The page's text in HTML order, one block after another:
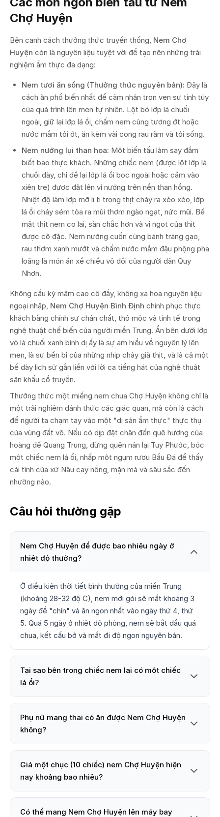
Chợ Huyện
Bên cạnh cách thưởng thức truyền thống, Nem Chợ
Huyện còn là nguyên liệu tuyệt vời để tạo nên những trải
nghiệm ẩm thực đa dạng:
Nem tươi ăn sống (Thưởng thức nguyên bản): Đây là
cách ăn phổ biến nhất để cảm nhận trọn vẹn sự tinh túy
của quá trình lên men tự nhiên. Lột bỏ lớp lá chuối
ngoài, giữ lại lớp lá ổi, chấm nem cùng tương ớt hoặc
nước mắm tỏi ớt, ăn kèm vài cọng rau răm và tỏi sống.
Nem nướng lụi than hoa: Một biến tấu làm say đắm
biết bao thực khách. Những chiếc nem (được lột lớp lá
chuối dày, chỉ để lại lớp lá ổi bọc ngoài hoặc cắm vào
xiên tre) được đặt lên vỉ nướng trên nền than hồng.
Nhiệt độ làm lớp mỡ li ti trong thịt chảy ra xèo xèo, lớp
lá ổi cháy sém tỏa ra mùi thơm ngào ngạt, nức mũi. Bề
mặt thịt nem co lại, săn chắc hơn và vị ngọt của thịt
được cô đặc. Nem nướng cuốn cùng bánh tráng gạo,
rau thơm xanh mướt và chấm nước mắm đậu phộng pha
loãng là món ăn xế chiều vô đối của người dân Quy
Nhơn.
Không cầu kỳ mâm cao cỗ đầy, không xa hoa nguyên liệu
ngoại nhập, Nem Chợ Huyện Bình Định chinh phục thực
khách bằng chính sự chân chất, thô mộc và tinh tế trong
nghệ thuật chế biến của người miền Trung. Ẩn bên dưới lớp
vỏ lá chuối xanh bình dị ấy là sự am hiểu về nguyên lý lên
men, là sự bền bỉ của những nhịp chày giã thịt, và là cả một
bề dày lịch sử gắn liền với lời ca tiếng hát của nghệ thuật
sân khấu cổ truyền.
Thưởng thức một miếng nem chua Chợ Huyện không chỉ là
một trải nghiệm đánh thức các giác quan, mà còn là cách
để người ta chạm tay vào một "di sản ẩm thực" thực thụ
của vùng đất võ. Nếu có dịp đặt chân đến quê hương của
hoàng đế Quang Trung, đừng quên nán lại Tuy Phước, bóc
một chiếc nem lá ổi, nhấp một ngụm rượu Bầu Đá để thấy
cái tình của xứ Nẫu cay nồng, mặn mà và sâu sắc đến
nhường nào.
Câu hỏi thường gặp
Nem Chợ Huyện để được bao nhiêu ngày ở
nhiệt độ thường?
Ở điều kiện thời tiết bình thường của miền Trung
(khoảng 28-32 độ C), nem mới gói sẽ mất khoảng 3
ngày để "chín" và ăn ngon nhất vào ngày thứ 4, thứ
5. Quá 5 ngày ở nhiệt độ phòng, nem sẽ bắt đầu quá
chua, kết cấu bở và mất đi độ ngon nguyên bản.
Tại sao bên trong chiếc nem lại có một chiếc
lá ổi?
Phụ nữ mang thai có ăn được Nem Chợ Huyện
không?
Giá một chục (10 chiếc) nem Chợ Huyện hiện
nay khoảng bao nhiêu?
Có thể mang Nem Chợ Huyện lên máy bay